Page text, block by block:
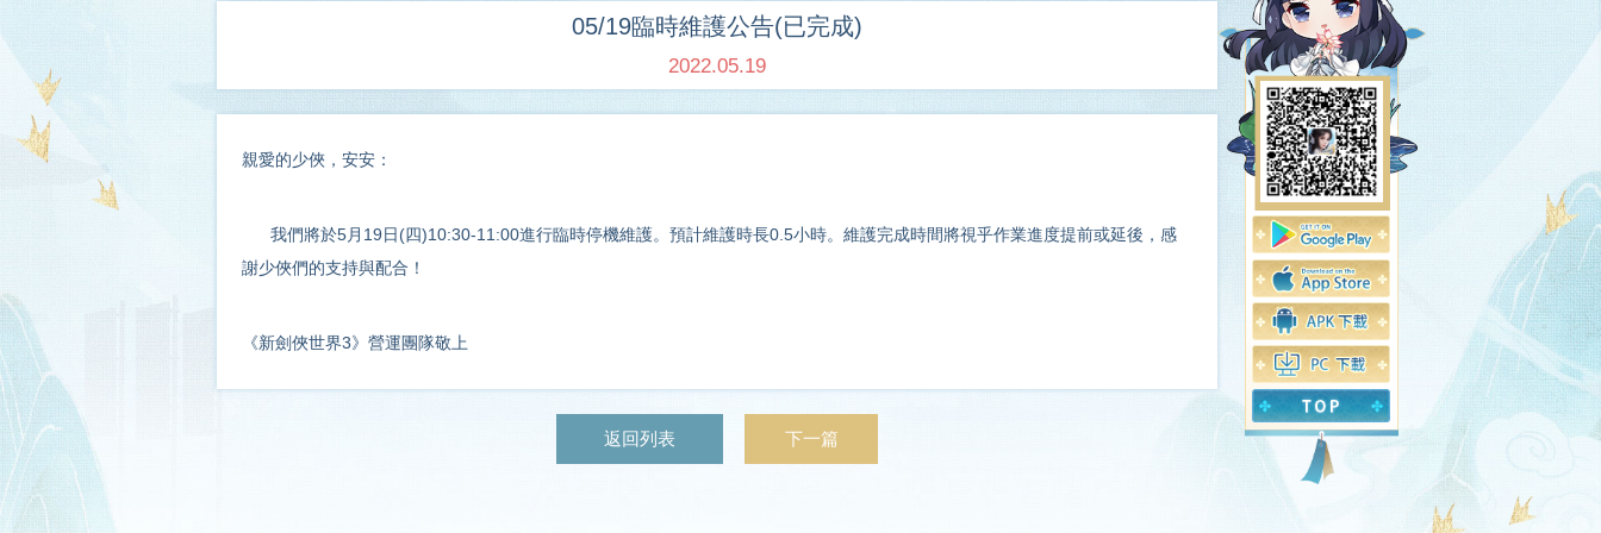
05/19臨時維護公告(已完成)
2022.05.19
親愛的少俠，安安：
我們將於5月19日(四)10:30-11:00進行臨時停機維護。預計維護時長0.5小時。維護完成時間將視乎作業進度提前或延後，感
謝少俠們的支持與配合！
《新劍俠世界3》營運團隊敬上
返回列表 下一篇